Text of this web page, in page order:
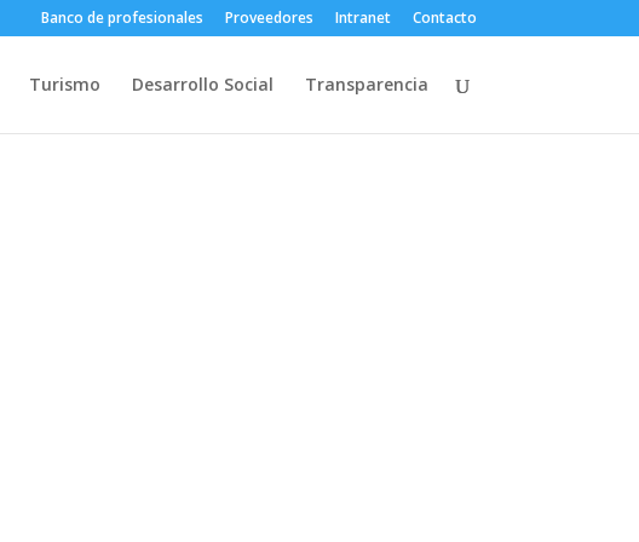
Banco de profesionales Proveedores Intranet Contacto
Turismo Desarrollo Social Transparencia